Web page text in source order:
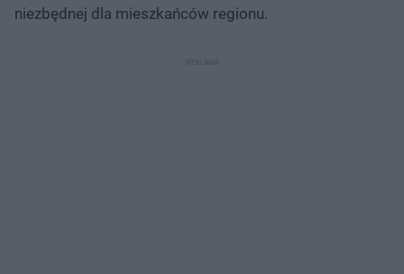
niezbędnej dla mieszkańców regionu.